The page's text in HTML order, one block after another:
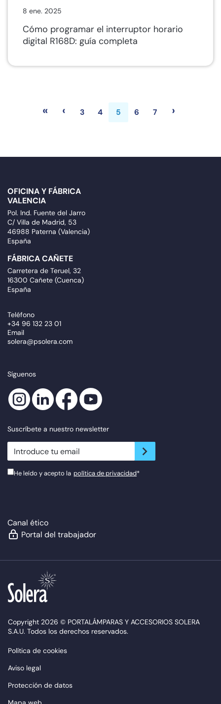
8 ene. 2025
Cómo programar el interruptor horario
digital R168D: guía completa
«Primera página
‹Anterior página
3 4 5 6 7 ›
OFICINA Y FÁBRICA
VALENCIA
Pol. Ind. Fuente del Jarro
C/ Villa de Madrid, 53
46988 Paterna (Valencia)
España
FÁBRICA CAÑETE
Carretera de Teruel, 32
16300 Cañete (Cuenca)
España
Teléfono
+34 96 132 23 01
Email
solera@psolera.com
Síguenos
Suscríbete a nuestro newsletter
newsletter.suscribe
He leído y acepto la política de privacidad*
Canal ético
Portal del trabajador
Copyright 2026 © PORTALÁMPARAS Y ACCESORIOS SOLERA
S.A.U. Todos los derechos reservados.
Política de cookies
Aviso legal
Protección de datos